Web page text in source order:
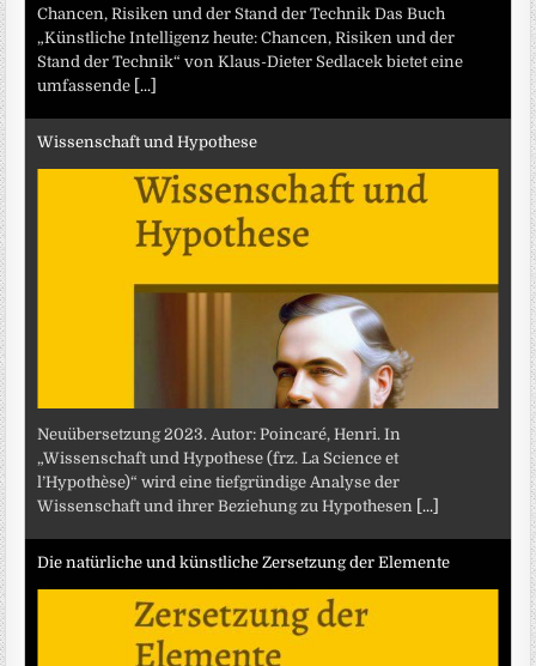
Chancen, Risiken und der Stand der Technik Das Buch
„Künstliche Intelligenz heute: Chancen, Risiken und der
Stand der Technik“ von Klaus-Dieter Sedlacek bietet eine
umfassende [...]
Wissenschaft und Hypothese
Neuübersetzung 2023. Autor: Poincaré, Henri. In
„Wissenschaft und Hypothese (frz. La Science et
l’Hypothèse)“ wird eine tiefgründige Analyse der
Wissenschaft und ihrer Beziehung zu Hypothesen [...]
Die natürliche und künstliche Zersetzung der Elemente